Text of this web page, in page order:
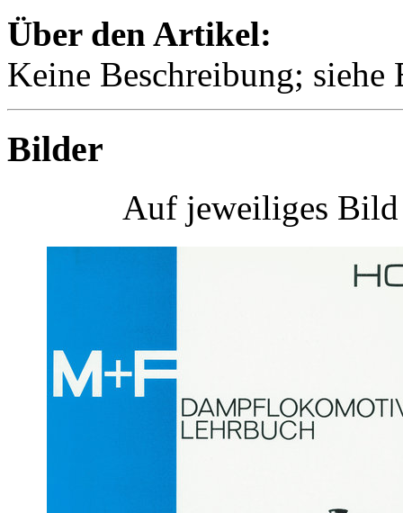
Über den Artikel:
Keine Beschreibung; siehe
Bilder
Auf jeweiliges